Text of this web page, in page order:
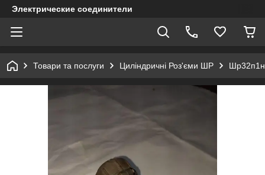
Электрические соединители
Товари та послуги Циліндричні Роз'єми ШР